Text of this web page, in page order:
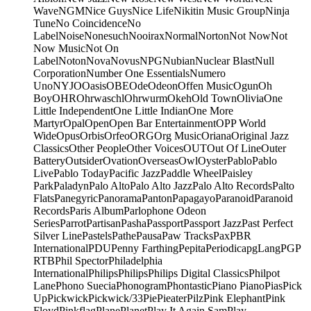
WaveNGMNice GuysNice LifeNikitin Music GroupNinja
TuneNo CoincidenceNo
LabelNoiseNonesuchNooiraxNormalNortonNot NowNot
Now MusicNot On
LabelNotonNovaNovusNPGNubianNuclear BlastNull
CorporationNumber One EssentialsNumero
UnoNYJOOasisOBEOdeOdeonOffen MusicOgunOh
BoyOHROhrwaschlOhrwurmOkehOld TownOliviaOne
Little IndependentOne Little IndianOne More
MartyrOpalOpenOpen Bar EntertainmentOPP World
WideOpusOrbisOrfeoORGOrg MusicOrianaOriginal Jazz
ClassicsOther PeopleOther VoicesOUTOut Of LineOuter
BatteryOutsiderOvationOverseasOwlOysterPabloPablo
LivePablo TodayPacific JazzPaddle WheelPaisley
ParkPaladynPalo AltoPalo Alto JazzPalo Alto RecordsPalto
FlatsPanegyricPanoramaPantonPapagayoParanoidParanoid
RecordsParis AlbumParlophone Odeon
SeriesParrotPartisanPashaPassportPassport JazzPast Perfect
Silver LinePastelsPathePausaPaw TracksPaxPBR
InternationalPDUPenny FarthingPepitaPeriodicapgLangPGP
RTBPhil SpectorPhiladelphia
InternationalPhilipsPhilipsPhilips Digital ClassicsPhilpot
LanePhono SueciaPhonogramPhontasticPiano PianoPiasPick
UpPickwickPickwick/33PiePieaterPilzPink ElephantPink